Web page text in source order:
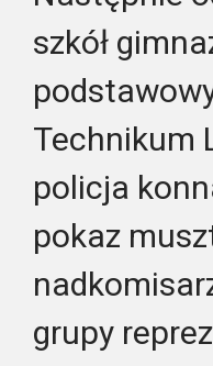
szkół
Technikum
policja
pokaz
grupy